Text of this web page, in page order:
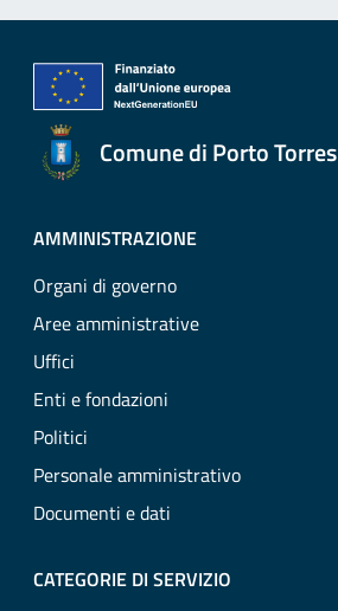
Comune di Porto Torres
AMMINISTRAZIONE
Organi di governo
Aree amministrative
Uffici
Enti e fondazioni
Politici
Personale amministrativo
Documenti e dati
CATEGORIE DI SERVIZIO